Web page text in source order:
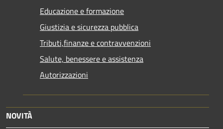
Educazione e formazione
Giustizia e sicurezza pubblica
Tributi,finanze e contravvenzioni
Salute, benessere e assistenza
Autorizzazioni
NOVITÀ